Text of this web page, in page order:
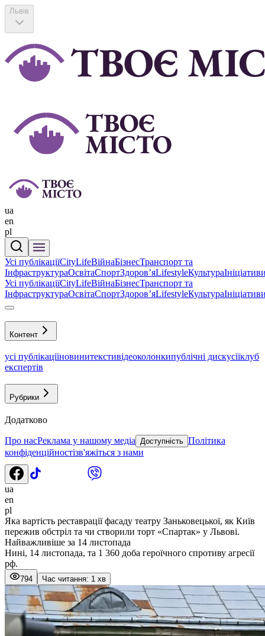
Львів
ua
en
pl
Усі публікаціїCityLifeВійнаБізнесТранспорт та
ІнфраструктураОсвітаСпортЗдоровʼяLifestyleКультура
Усі публікаціїCityLifeВійнаБізнесТранспорт та
ІнфраструктураОсвітаСпортЗдоровʼяLifestyleКультура
Контент
усі публікаціїновинитекстивідеоколонкипублічні дискусіїклуб
експертів
Рубрики
Додатково
Про насРеклама у нашому медіа Доступність Політика
конфіденційностізв'яжіться з нами
ua
en
pl
Яка вартість реставрації фасаду театру Заньковецької, як Київ
пережив обстріл та чи створили торт «Спартак» у Львові.
Найважливіше за 14 листопада
Нині, 14 листопада, та 1 360 доба героїчного спротиву агресії
рф.
794 Час читання: 1 хв